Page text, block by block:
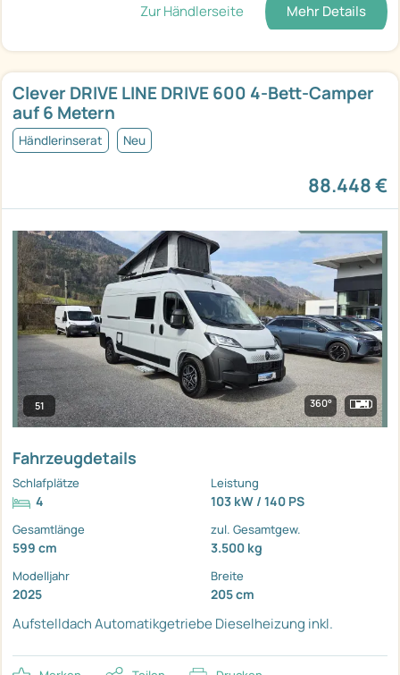
Zur Händlerseite Mehr Details
Clever DRIVE LINE DRIVE 600 4-Bett-Camper
auf 6 Metern
Händlerinserat Neu
88.448 €
51 360°
Fahrzeugdetails
Schlafplätze
4
Leistung
103 kW / 140 PS
Gesamtlänge
599 cm
zul. Gesamtgew.
3.500 kg
Modelljahr
2025
Breite
205 cm
AufstelldachAutomatikgetriebe Dieselheizung inkl.